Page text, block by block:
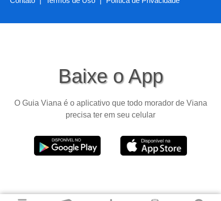
Baixe o App
O Guia Viana é o aplicativo que todo morador de Viana
precisa ter em seu celular